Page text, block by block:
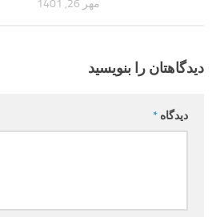
مهر 26, 1401
دیدگاهتان را بنویسید
دیدگاه *